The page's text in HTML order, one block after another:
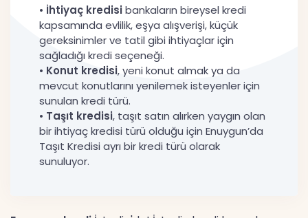
• İhtiyaç kredisibankaların bireysel kredi
kapsamında evlilik, eşya alışverişi, küçük
gereksinimler ve tatil gibi ihtiyaçlar için
sağladığı kredi seçeneği.
• Konut kredisi, yeni konut almak ya da
mevcut konutlarını yenilemek isteyenler için
sunulan kredi türü.
• Taşıt kredisi, taşıt satın alırken yaygın olan
bir ihtiyaç kredisi türü olduğu için Enuygun’da
Taşıt Kredisi ayrı bir kredi türü olarak
sunuluyor.